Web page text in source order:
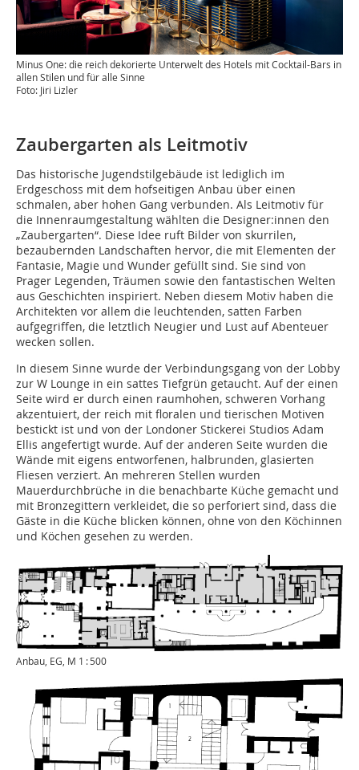
Minus One: die reich dekorierte Unterwelt des Hotels mit Cocktail-Bars in
allen Stilen und für alle Sinne
Foto: Jiri Lizler
Zaubergarten als Leitmotiv
Das historische Jugendstilgebäude ist lediglich im
Erdgeschoss mit dem hofseitigen Anbau über einen
schmalen, aber hohen Gang verbunden. Als Leitmotiv für
die Innenraumgestaltung wählten die Designer:innen den
„Zaubergarten“. Diese Idee ruft Bilder von skurrilen,
bezaubernden Landschaften hervor, die mit Elementen der
Fantasie, Magie und Wunder gefüllt sind. Sie sind von
Prager Legenden, Träumen sowie den fantastischen Welten
aus Geschichten inspiriert. Neben diesem Motiv haben die
Architekten vor allem die leuchtenden, satten Farben
aufgegriffen, die letztlich Neugier und Lust auf Abenteuer
wecken sollen.
In diesem Sinne wurde der Verbindungsgang von der Lobby
zur W Lounge in ein sattes Tiefgrün getaucht. Auf der einen
Seite wird er durch einen raumhohen, schweren Vorhang
akzentuiert, der reich mit floralen und tierischen Motiven
bestickt ist und von der Londoner Stickerei Studios Adam
Ellis angefertigt wurde. Auf der anderen Seite wurden die
Wände mit eigens entworfenen, halbrunden, glasierten
Fliesen verziert. An mehreren Stellen wurden
Mauerdurchbrüche in die benachbarte Küche gemacht und
mit Bronzegittern verkleidet, die so perforiert sind, dass die
Gäste in die Küche blicken können, ohne von den Köchinnen
und Köchen gesehen zu werden.
Anbau, EG, M 1 : 500